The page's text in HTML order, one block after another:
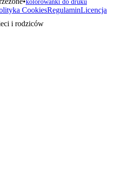
kolorowanki do druku
CookiesRegulaminLicencja
i rodziców